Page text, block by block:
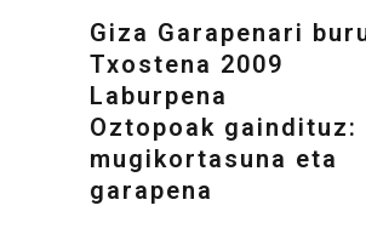
Giza Garapenari
Txostena 2009
Laburpena
Oztopoak gaindituz:
mugikortasuna eta
garapena